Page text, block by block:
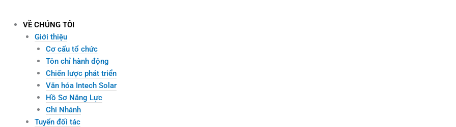
contentVỀ CHÚNG TÔI
Giới thiệu
Cơ cấu tổ chức
Tôn chỉ hành động
Chiến lược phát triển
Văn hóa Intech Solar
Hồ Sơ Năng Lực
Chi Nhánh
Tuyển đối tác